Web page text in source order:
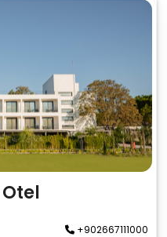
Otel
+902667111000